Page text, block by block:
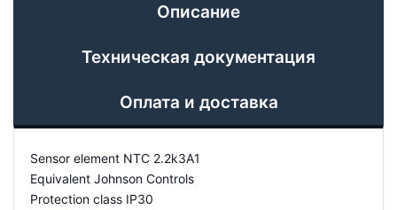
Описание
Техническая документация
Оплата и доставка
Sensor element NTC 2.2k3A1
Equivalent Johnson Controls
Protection class IP30